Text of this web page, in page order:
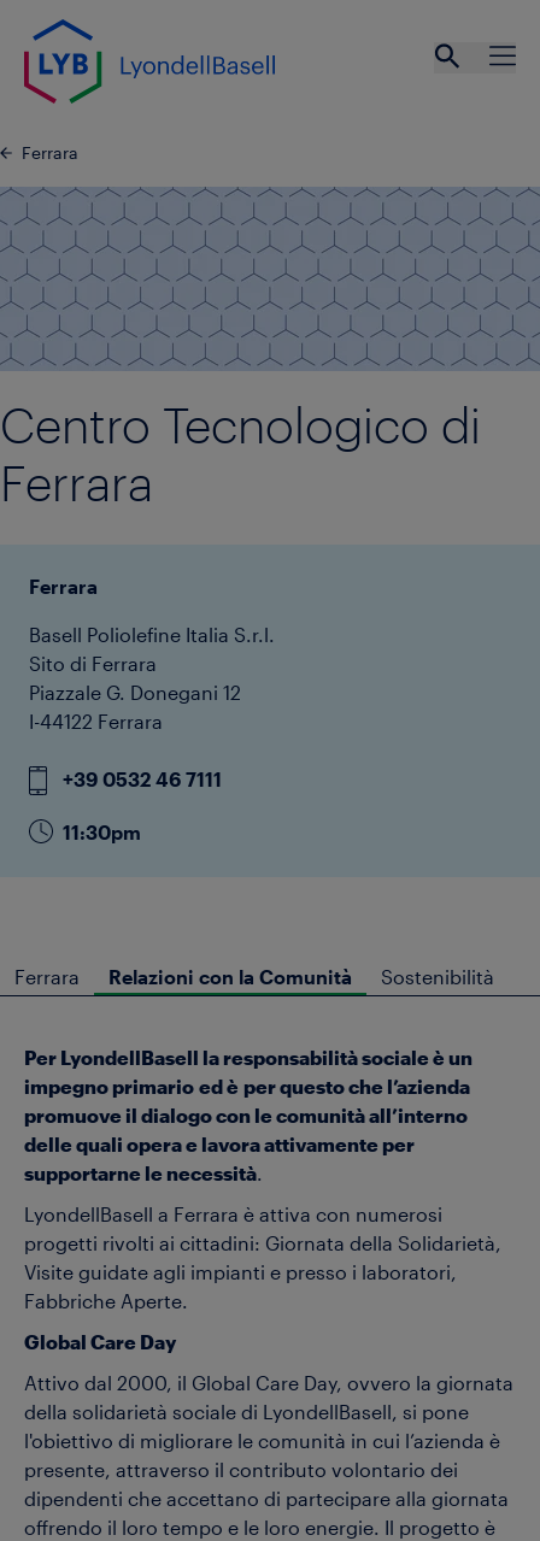
Ferrara
Centro Tecnologico di
Ferrara
Ferrara
Basell Poliolefine Italia S.r.l.
Sito di Ferrara
Piazzale G. Donegani 12
I-44122 Ferrara
+39 0532 46 7111
11:30pm
Ferrara Relazioni con la Comunità Sostenibilità
Per LyondellBasell la responsabilità sociale è un
impegno primario ed è per questo che l’azienda
promuove il dialogo con le comunità all’interno
delle quali opera e lavora attivamente per
supportarne le necessità.
LyondellBasell a Ferrara è attiva con numerosi
progetti rivolti ai cittadini: Giornata della Solidarietà,
Visite guidate agli impianti e presso i laboratori,
Fabbriche Aperte.
Global Care Day
Attivo dal 2000, il Global Care Day, ovvero la giornata
della solidarietà sociale di LyondellBasell, si pone
l'obiettivo di migliorare le comunità in cui l’azienda è
presente, attraverso il contributo volontario dei
dipendenti che accettano di partecipare alla giornata
offrendo il loro tempo e le loro energie. Il progetto è